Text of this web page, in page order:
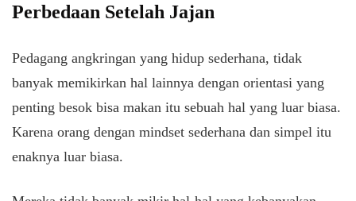
Perbedaan Setelah Jajan
Pedagang angkringan yang hidup sederhana, tidak
banyak memikirkan hal lainnya dengan orientasi yang
penting besok bisa makan itu sebuah hal yang luar biasa.
Karena orang dengan mindset sederhana dan simpel itu
enaknya luar biasa.